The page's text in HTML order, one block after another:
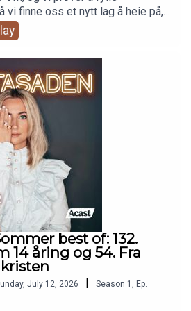
vi finne oss et nytt lag å heie på,
og slett for pick me å gjøre det?
nyeste icks, er altfor gira på
og prøver å finne ut hva
egentlig er.Episoden er
klinkken og TM legetjenester.
lege: tmlegetjenester.no
best of: 132.
14 åring og 54. Fra
July 12, 2026 | Season 1 , Ep.